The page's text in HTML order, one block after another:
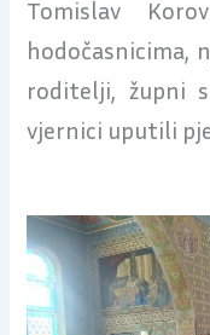
Tomislav
hodočasnicima,
roditelji, župni
vjernici uputili